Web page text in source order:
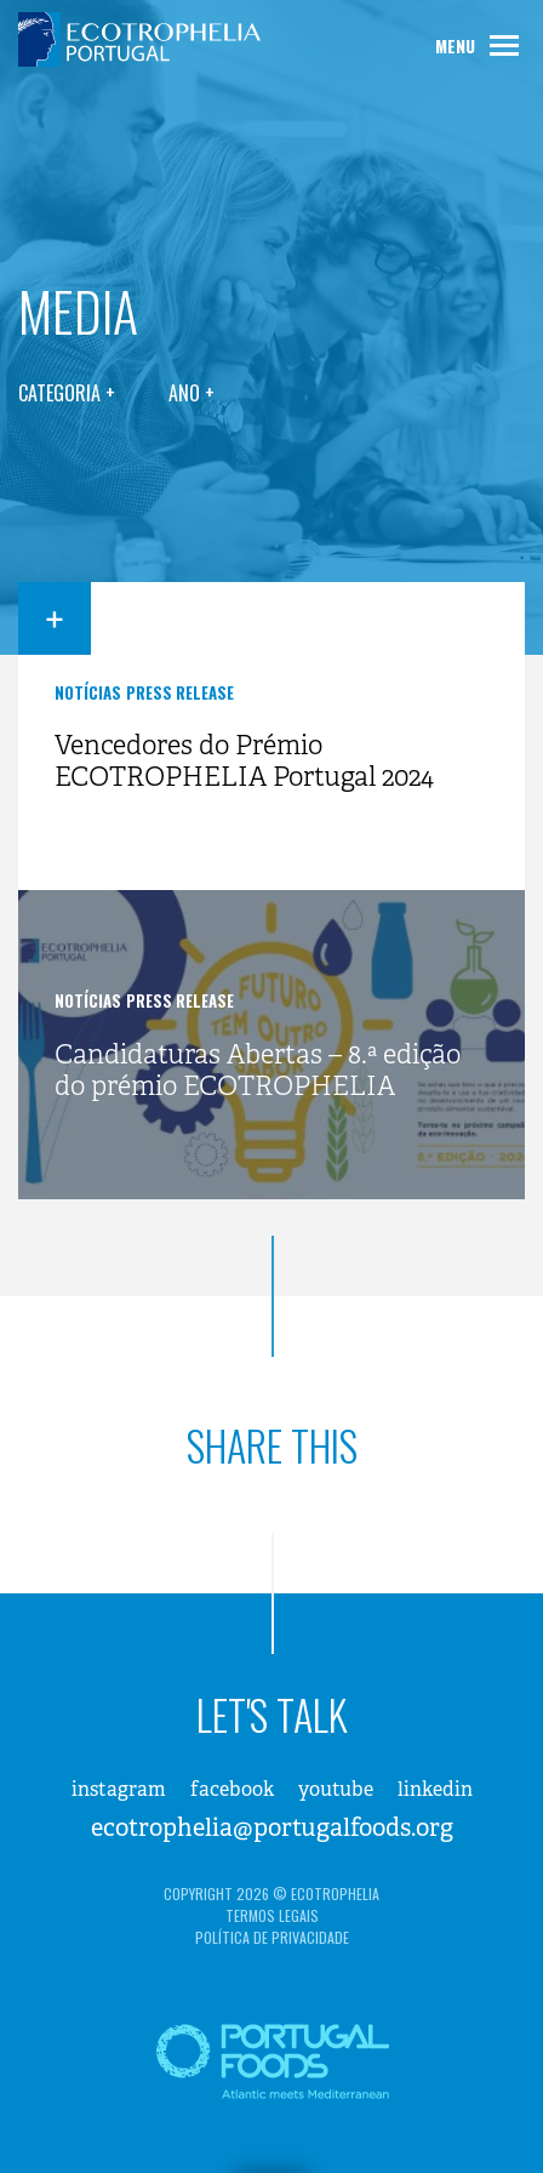
MENU
MEDIA
CATEGORIA + ANO +
+
NOTÍCIAS PRESS RELEASE
Vencedores do Prémio
ECOTROPHELIA Portugal 2024
NOTÍCIAS PRESS RELEASE
Candidaturas Abertas – 8.ª edição
do prémio ECOTROPHELIA
SHARE THIS
LET'S TALK
instagram facebook youtube linkedin
ecotrophelia@portugalfoods.org
COPYRIGHT 2026 © ECOTROPHELIA
TERMOS LEGAIS
POLÍTICA DE PRIVACIDADE